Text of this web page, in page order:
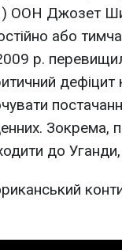
ООН Джозет
або
р.
до Уганди,